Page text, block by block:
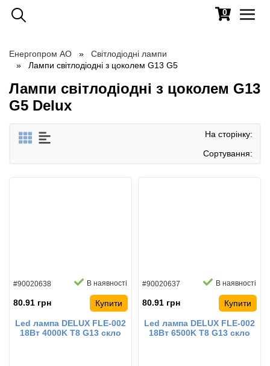
0
Toggle
Енергопром АО
Світлодіодні лампи
Лампи світлодіодні з цоколем G13 G5
Лампи світлодіодні з цоколем G13
G5 Delux
На сторінку:
Сортування:
#90020638 В наявності
80.91 грн Купити
Led лампа DELUX FLE-002
18Вт 4000K T8 G13 скло
#90020637 В наявності
80.91 грн Купити
Led лампа DELUX FLE-002
18Вт 6500K T8 G13 скло